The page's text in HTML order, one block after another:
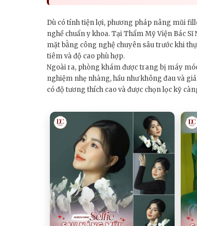
Dù có tính tiện lợi, phương pháp nâng mũi
nghề chuẩn y khoa. Tại Thẩm Mỹ Viện Bác
mặt bằng công nghệ chuyên sâu trước khi
tiêm và độ cao phù hợp.
Ngoài ra, phòng khám được trang bị máy
nghiệm nhẹ nhàng, hầu như không đau và
có độ tương thích cao và được chọn lọc kỹ